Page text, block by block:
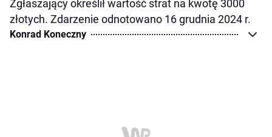
Zgłaszający określił wartość strat na kwotę 3000
złotych. Zdarzenie odnotowano 16 grudnia 2024 r.
Konrad Koneczny